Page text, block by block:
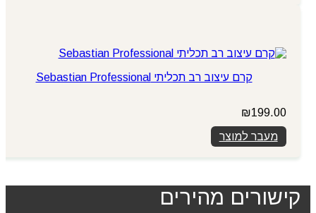
קרם עיצוב רב תכליתי Sebastian Professional
₪199.00
מעבר למוצר
קישורים מהירים